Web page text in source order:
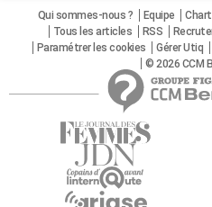
Qui sommes-nous ? Equipe
Tous les articles
RSS
Paramétrer les cookies
Gérer Utiq
© 2026 CCM